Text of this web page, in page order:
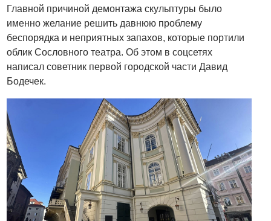
Главной причиной демонтажа скульптуры было
именно желание решить давнюю проблему
беспорядка и неприятных запахов, которые портили
облик Сословного театра. Об этом в соцсетях
написал советник первой городской части Давид
Бодечек.